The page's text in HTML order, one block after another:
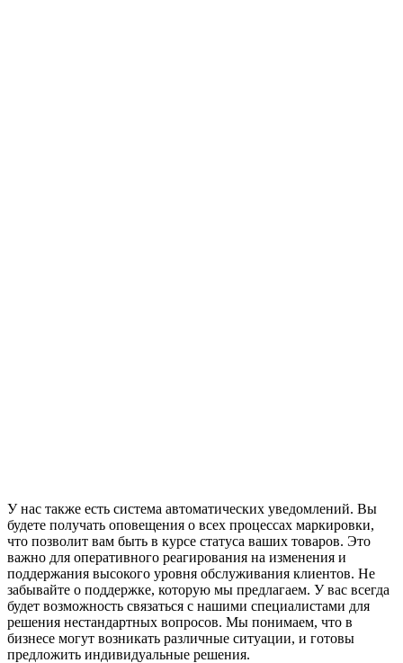
У нас также есть система автоматических уведомлений. Вы
будете получать оповещения о всех процессах маркировки,
что позволит вам быть в курсе статуса ваших товаров. Это
важно для оперативного реагирования на изменения и
поддержания высокого уровня обслуживания клиентов. Не
забывайте о поддержке, которую мы предлагаем. У вас всегда
будет возможность связаться с нашими специалистами для
решения нестандартных вопросов. Мы понимаем, что в
бизнесе могут возникать различные ситуации, и готовы
предложить индивидуальные решения.